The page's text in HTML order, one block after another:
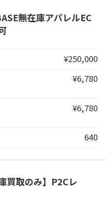
無在庫アパレルEC
¥250,000
¥6,780
¥6,780
640
買取のみ】P2Cレ